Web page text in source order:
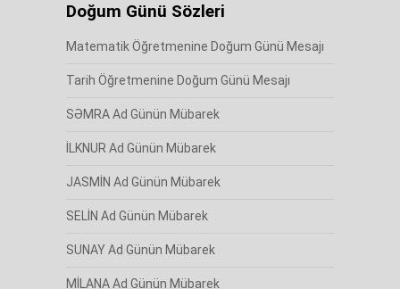
Doğum Günü Sözleri
Matematik Öğretmenine Doğum Günü Mesajı
Tarih Öğretmenine Doğum Günü Mesajı
SƏMRA Ad Günün Mübarek
İLKNUR Ad Günün Mübarek
JASMİN Ad Günün Mübarek
SELİN Ad Günün Mübarek
SUNAY Ad Günün Mübarek
MİLANA Ad Günün Mübarek